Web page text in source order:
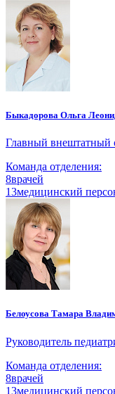
Быкадорова Ольга
Главный внештатный
Команда отделения:
8врачей
13медицинский
Белоусова Тамара
Руководитель
Команда отделения:
8врачей
13медицинский